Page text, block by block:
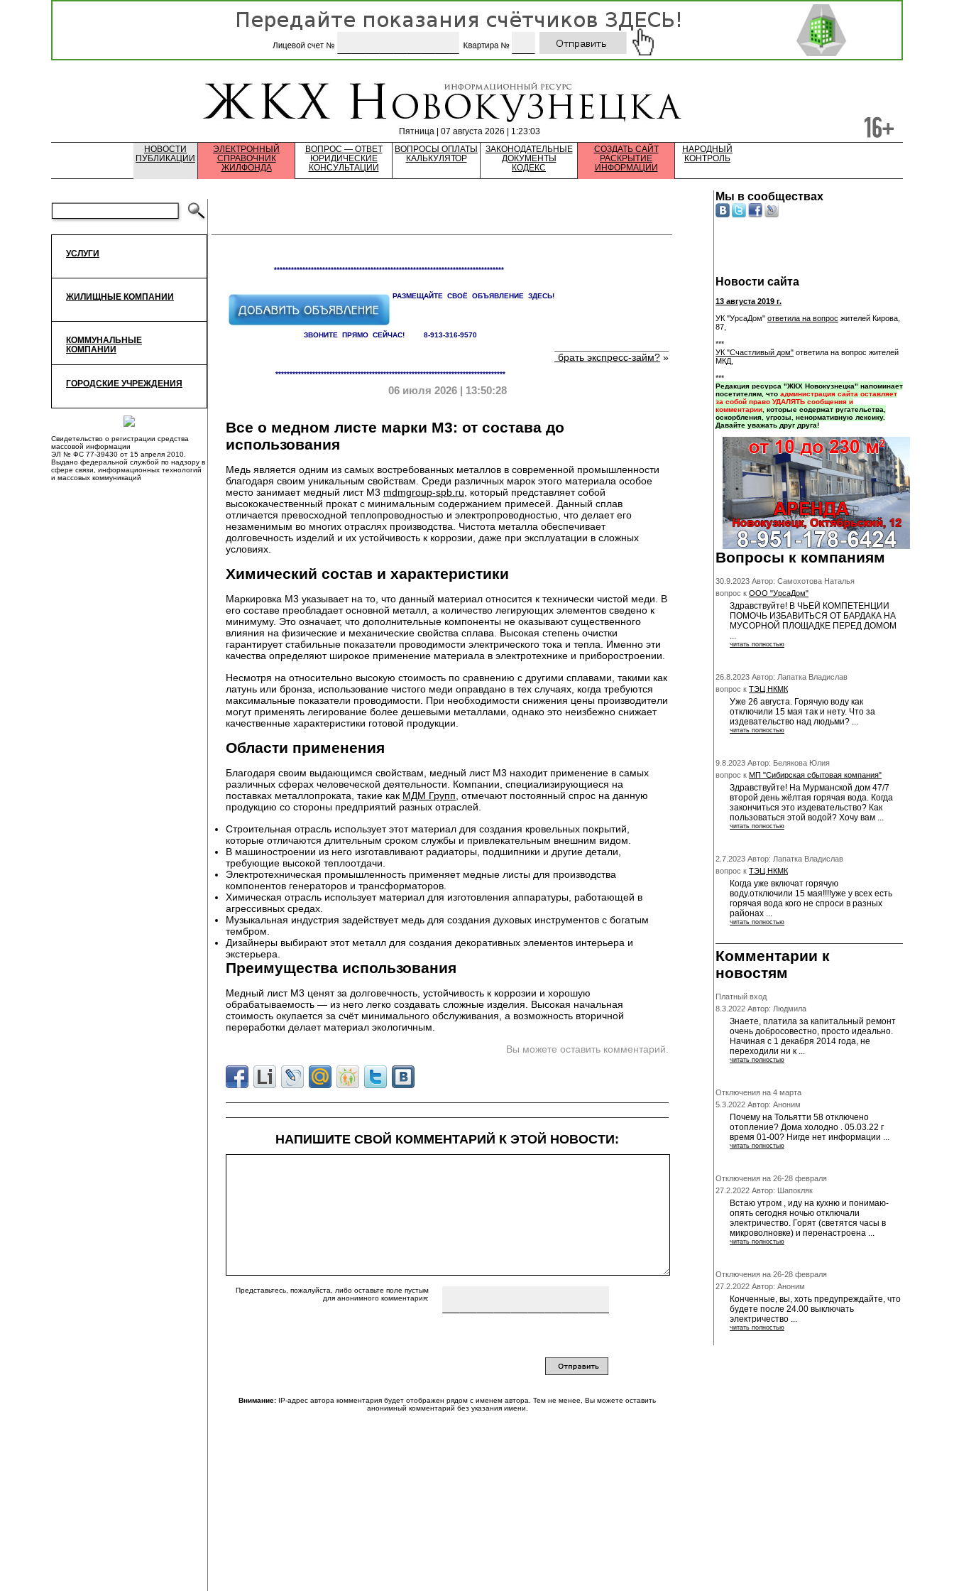
Пятница | 07 августа 2026 | 1:23:03
НОВОСТИ
ПУБЛИКАЦИИ
ЭЛЕКТРОННЫЙ
СПРАВОЧНИК
ЖИЛФОНДА
ВОПРОС — ОТВЕТ
ЮРИДИЧЕСКИЕ
КОНСУЛЬТАЦИИ
ВОПРОСЫ ОПЛАТЫ
КАЛЬКУЛЯТОР
ЗАКОНОДАТЕЛЬНЫЕ
ДОКУМЕНТЫ
КОДЕКС
СОЗДАТЬ САЙТ
РАСКРЫТИЕ
ИНФОРМАЦИИ
НАРОДНЫЙ
КОНТРОЛЬ
УСЛУГИ
ЖИЛИЩНЫЕ КОМПАНИИ
КОММУНАЛЬНЫЕ
КОМПАНИИ
ГОРОДСКИЕ УЧРЕЖДЕНИЯ
Свидетельство о регистрации средства
массовой информации
ЭЛ № ФС 77-39430 от 15 апреля 2010.
Выдано федеральной службой по надзору в
сфере связи, информационных технологий
и массовых коммуникаций
*********************************************************************************
РАЗМЕЩАЙТЕ СВОЁ ОБЪЯВЛЕНИЕ ЗДЕСЬ!
ЗВОНИТЕ ПРЯМО СЕЙЧАС! 8-913-316-9570
*********************************************************************************
Стоит ли брать экспресс-займ? »
06 июля 2026 | 13:50:28
Все о медном листе марки М3: от состава до
использования
Медь является одним из самых востребованных металлов в современной промышленности
благодаря своим уникальным свойствам. Среди различных марок этого материала особое
место занимает медный лист М3 mdmgroup-spb.ru , который представляет собой
высококачественный прокат с минимальным содержанием примесей. Данный сплав
отличается превосходной теплопроводностью и электропроводностью, что делает его
незаменимым во многих отраслях производства. Чистота металла обеспечивает
долговечность изделий и их устойчивость к коррозии, даже при эксплуатации в сложных
условиях.
Химический состав и характеристики
Маркировка М3 указывает на то, что данный материал относится к технически чистой меди. В
его составе преобладает основной металл, а количество легирующих элементов сведено к
минимуму. Это означает, что дополнительные компоненты не оказывают существенного
влияния на физические и механические свойства сплава. Высокая степень очистки
гарантирует стабильные показатели проводимости электрического тока и тепла. Именно эти
качества определяют широкое применение материала в электротехнике и приборостроении.
Несмотря на относительно высокую стоимость по сравнению с другими сплавами, такими как
латунь или бронза, использование чистого меди оправдано в тех случаях, когда требуются
максимальные показатели проводимости. При необходимости снижения цены производители
могут применять легирование более дешевыми металлами, однако это неизбежно снижает
качественные характеристики готовой продукции.
Области применения
Благодаря своим выдающимся свойствам, медный лист М3 находит применение в самых
различных сферах человеческой деятельности. Компании, специализирующиеся на
поставках металлопроката, такие как МДМ Групп , отмечают постоянный спрос на данную
продукцию со стороны предприятий разных отраслей.
Строительная отрасль использует этот материал для создания кровельных покрытий,
которые отличаются длительным сроком службы и привлекательным внешним видом.
В машиностроении из него изготавливают радиаторы, подшипники и другие детали,
требующие высокой теплоотдачи.
Электротехническая промышленность применяет медные листы для производства
компонентов генераторов и трансформаторов.
Химическая отрасль использует материал для изготовления аппаратуры, работающей в
агрессивных средах.
Музыкальная индустрия задействует медь для создания духовых инструментов с богатым
тембром.
Дизайнеры выбирают этот металл для создания декоративных элементов интерьера и
экстерьера.
Преимущества использования
Медный лист М3 ценят за долговечность, устойчивость к коррозии и хорошую
обрабатываемость — из него легко создавать сложные изделия. Высокая начальная
стоимость окупается за счёт минимального обслуживания, а возможность вторичной
переработки делает материал экологичным.
Вы можете оставить комментарий.
НАПИШИТЕ СВОЙ КОММЕНТАРИЙ К ЭТОЙ НОВОСТИ:
Представьтесь, пожалуйста, либо оставьте поле пустым
для анонимного комментария:
Внимание: IP-адрес автора комментария будет отображен рядом с именем автора. Тем не менее, Вы можете оставить
анонимный комментарий без указания имени.
Мы в сообществах
Новости сайта
13 августа 2019 г.
УК "УрсаДом" ответила на вопрос жителей Кирова,
87,
***
УК "Счастливый дом" ответила на вопрос жителей
МКД,
***
Редакция ресурса "ЖКХ Новокузнецка" напоминает
посетителям, что администрация сайта оставляет
за собой право УДАЛЯТЬ сообщения и
комментарии , которые содержат ругательства,
оскорбления, угрозы, ненормативную лексику.
Давайте уважать друг друга!
Вопросы к компаниям
30.9.2023 Автор: Самохотова Наталья
вопрос к ООО "УрсаДом"
Здравствуйте! В ЧЬЕЙ КОМПЕТЕНЦИИ
ПОМОЧЬ ИЗБАВИТЬСЯ ОТ БАРДАКА НА
МУСОРНОЙ ПЛОЩАДКЕ ПЕРЕД ДОМОМ
...
читать полностью
26.8.2023 Автор: Лапатка Владислав
вопрос к ТЭЦ НКМК
Уже 26 августа. Горячую воду как
отключили 15 мая так и нету. Что за
издевательство над людьми? ...
читать полностью
9.8.2023 Автор: Белякова Юлия
вопрос к МП "Сибирская сбытовая компания"
Здравствуйте! На Мурманской дом 47/7
второй день жёлтая горячая вода. Когда
закончиться это издевательство? Как
пользоваться этой водой? Хочу вам ...
читать полностью
2.7.2023 Автор: Лапатка Владислав
вопрос к ТЭЦ НКМК
Когда уже включат горячую
воду.отключили 15 мая!!!!уже у всех есть
горячая вода кого не спроси в разных
районах ...
читать полностью
Комментарии к
новостям
Платный вход
8.3.2022 Автор: Людмила
Знаете, платила за капитальный ремонт
очень добросовестно, просто идеально.
Начиная с 1 декабря 2014 года, не
переходили ни к ...
читать полностью
Отключения на 4 марта
5.3.2022 Автор: Аноним
Почему на Тольятти 58 отключено
отопление? Дома холодно . 05.03.22 г
время 01-00? Нигде нет информации ...
читать полностью
Отключения на 26-28 февраля
27.2.2022 Автор: Шапокляк
Встаю утром , иду на кухню и понимаю-
опять сегодня ночью отключали
электричество. Горят (светятся часы в
микроволновке) и перенастроена ...
читать полностью
Отключения на 26-28 февраля
27.2.2022 Автор: Аноним
Конченные, вы, хоть предупреждайте, что
будете после 24.00 выключать
электричество ...
читать полностью